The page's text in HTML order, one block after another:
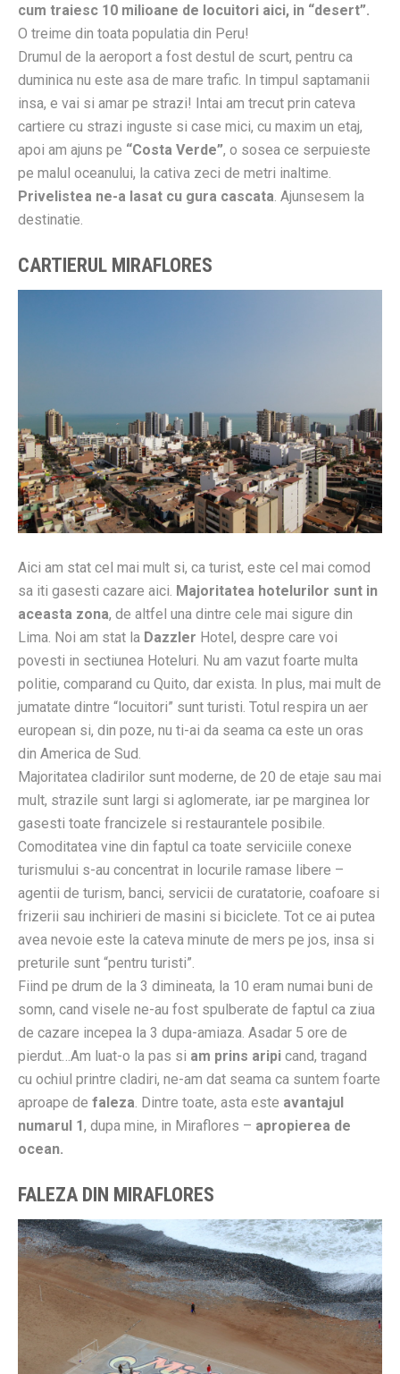
cum traiesc 10 milioane de locuitori aici, in “desert”.
O treime din toata populatia din Peru!
Drumul de la aeroport a fost destul de scurt, pentru ca
duminica nu este asa de mare trafic. In timpul saptamanii
insa, e vai si amar pe strazi! Intai am trecut prin cateva
cartiere cu strazi inguste si case mici, cu maxim un etaj,
apoi am ajuns pe “Costa Verde”, o sosea ce serpuieste
pe malul oceanului, la cativa zeci de metri inaltime.
Privelistea ne-a lasat cu gura cascata. Ajunsesem la
destinatie.
CARTIERUL MIRAFLORES
Aici am stat cel mai mult si, ca turist, este cel mai comod
sa iti gasesti cazare aici. Majoritatea hotelurilor sunt in
aceasta zona, de altfel una dintre cele mai sigure din
Lima. Noi am stat la Dazzler Hotel, despre care voi
povesti in sectiunea Hoteluri. Nu am vazut foarte multa
politie, comparand cu Quito, dar exista. In plus, mai mult de
jumatate dintre “locuitori” sunt turisti. Totul respira un aer
european si, din poze, nu ti-ai da seama ca este un oras
din America de Sud.
Majoritatea cladirilor sunt moderne, de 20 de etaje sau mai
mult, strazile sunt largi si aglomerate, iar pe marginea lor
gasesti toate francizele si restaurantele posibile.
Comoditatea vine din faptul ca toate serviciile conexe
turismului s-au concentrat in locurile ramase libere –
agentii de turism, banci, servicii de curatatorie, coafoare si
frizerii sau inchirieri de masini si biciclete. Tot ce ai putea
avea nevoie este la cateva minute de mers pe jos, insa si
preturile sunt “pentru turisti”.
Fiind pe drum de la 3 dimineata, la 10 eram numai buni de
somn, cand visele ne-au fost spulberate de faptul ca ziua
de cazare incepea la 3 dupa-amiaza. Asadar 5 ore de
pierdut…Am luat-o la pas si am prins aripi cand, tragand
cu ochiul printre cladiri, ne-am dat seama ca suntem foarte
aproape de faleza. Dintre toate, asta este avantajul
numarul 1 , dupa mine, in Miraflores – apropierea de
ocean.
FALEZA DIN MIRAFLORES